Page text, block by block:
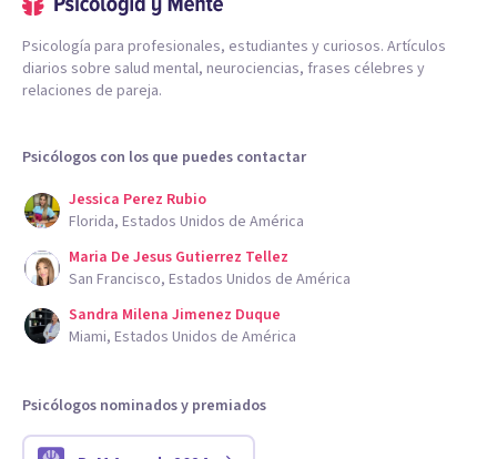
Psicología para profesionales, estudiantes y curiosos. Artículos
diarios sobre salud mental, neurociencias, frases célebres y
relaciones de pareja.
Psicólogos con los que puedes contactar
Jessica Perez Rubio
Florida, Estados Unidos de América
Maria De Jesus Gutierrez Tellez
San Francisco, Estados Unidos de América
Sandra Milena Jimenez Duque
Miami, Estados Unidos de América
Psicólogos nominados y premiados